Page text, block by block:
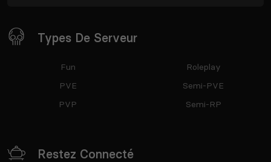
Types De Serveur
Fun
PVE
PVP
Roleplay
Semi-PVE
Semi-RP
Restez Connecté